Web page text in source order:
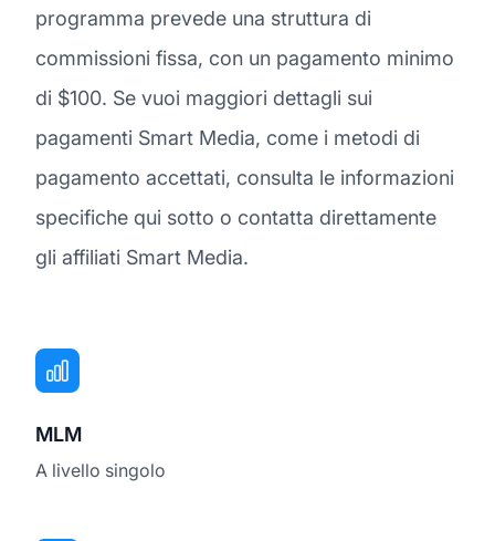
programma prevede una struttura di
commissioni fissa, con un pagamento minimo
di $100. Se vuoi maggiori dettagli sui
pagamenti Smart Media, come i metodi di
pagamento accettati, consulta le informazioni
specifiche qui sotto o contatta direttamente
gli affiliati Smart Media.
MLM
A livello singolo